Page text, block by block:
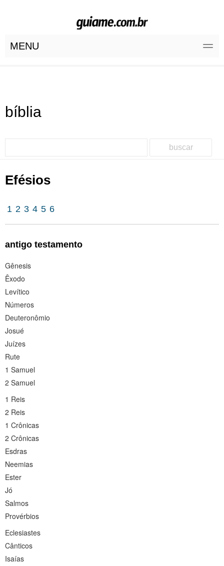
MENU
bíblia
buscar
Efésios
1 2 3 4 5 6
antigo testamento
Gênesis
Êxodo
Levítico
Números
Deuteronômio
Josué
Juízes
Rute
1 Samuel
2 Samuel
1 Reis
2 Reis
1 Crônicas
2 Crônicas
Esdras
Neemias
Ester
Jó
Salmos
Provérbios
Eclesiastes
Cânticos
Isaías